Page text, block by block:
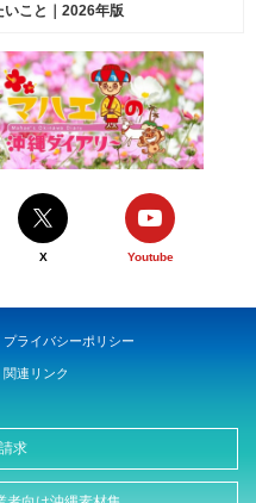
いこと｜2026年版
X Youtube
プライバシーポリシー
関連リンク
求